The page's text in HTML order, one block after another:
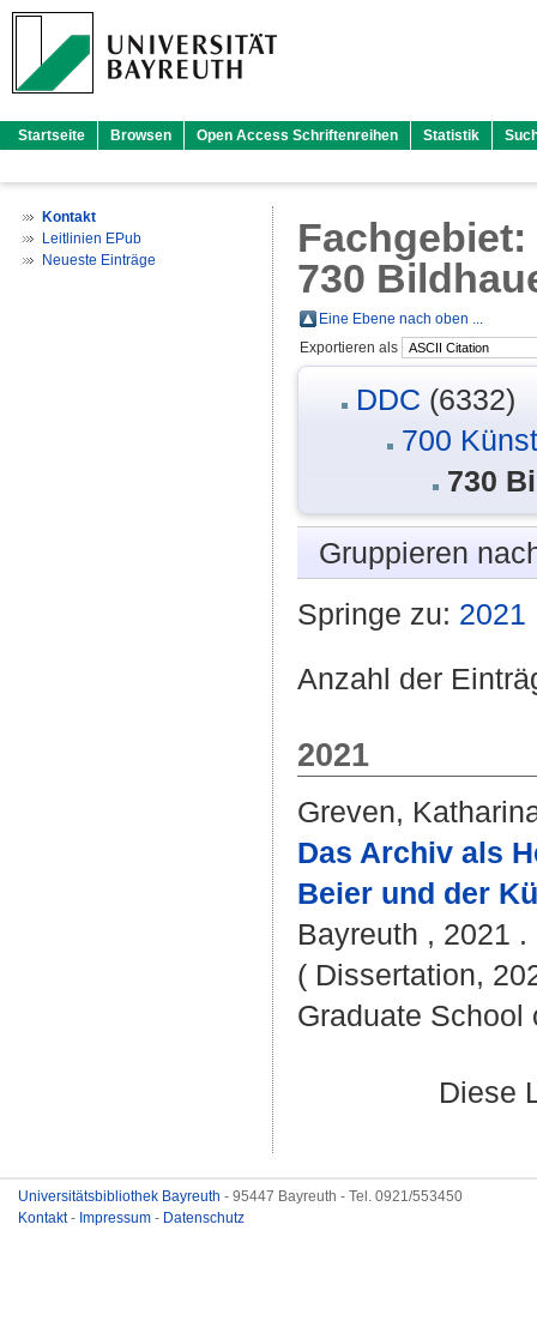
Startseite Browsen Open Access Schriftenreihen Statistik
Kontakt
Leitlinien EPub
Neueste Einträge
Fachgebiet:
730
Eine Ebene nach oben ...
Exportieren als
DDC (6332)
700
730
Gruppieren
Springe zu: 2021
Anzahl der
2021
Greven,
Das Archiv als
Beier und der
Bayreuth , 2021 .
( Dissertation,
Graduate School
Diese
Universitätsbibliothek Bayreuth - 95447 Bayreuth - Tel. 0921/553450
Kontakt- Impressum - Datenschutz